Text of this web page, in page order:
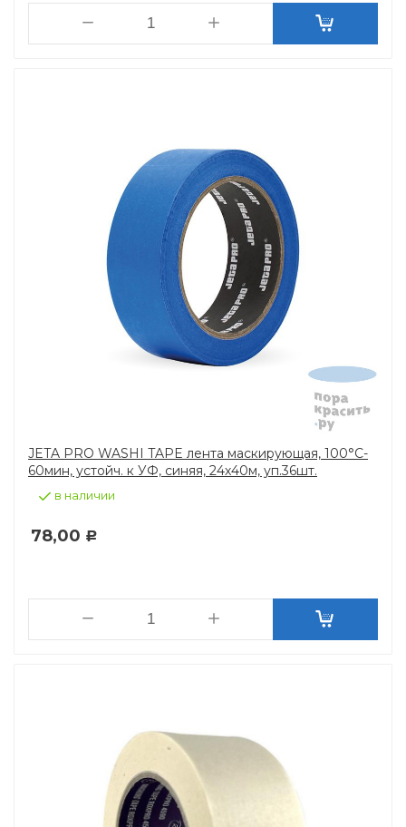
JETA PRO WASHI TAPE лента маскирующая, 100°C-
60мин, устойч. к УФ, синяя, 24х40м, уп.36шт.
в наличии
78,00 Р